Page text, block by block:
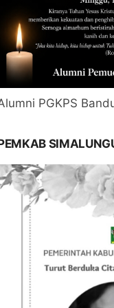
PGKPS